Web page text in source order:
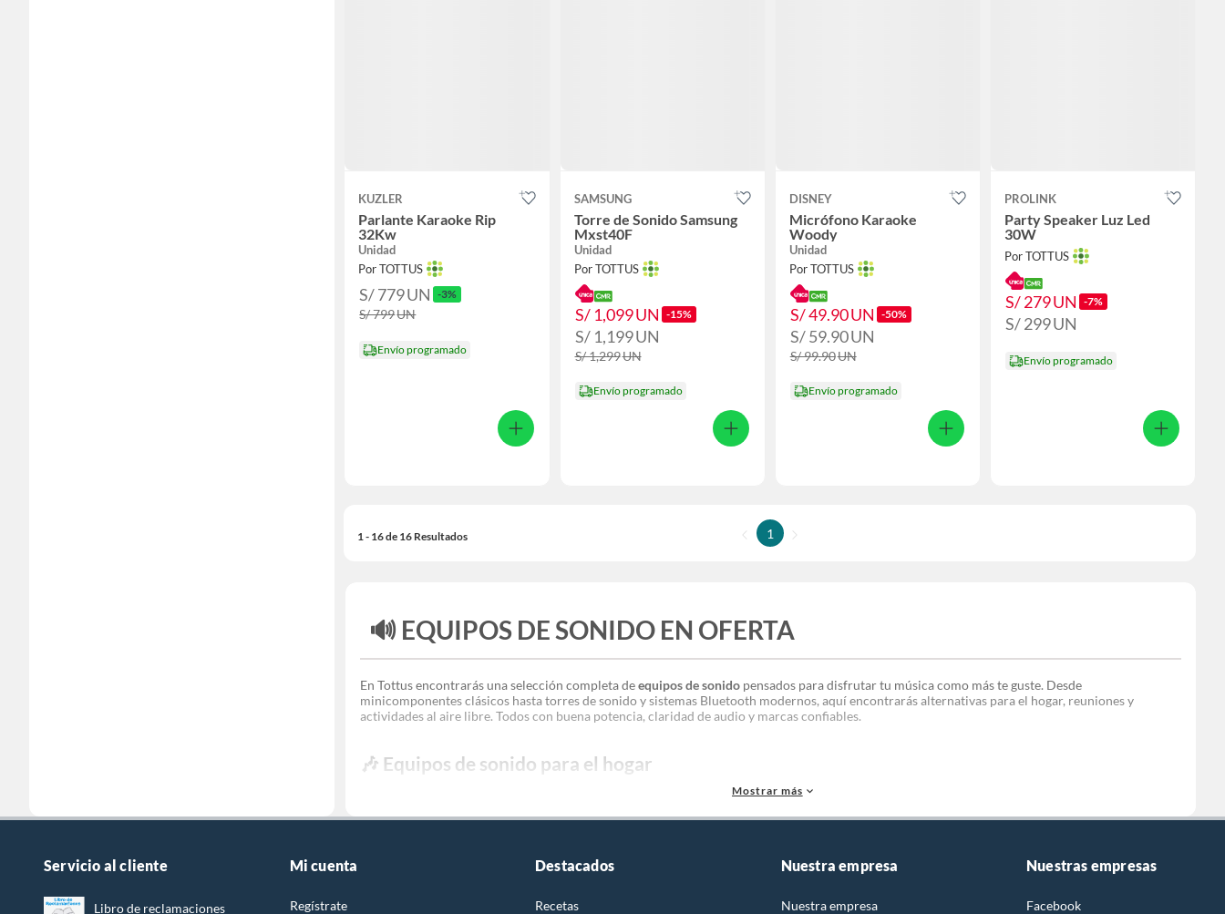
KUZLER
Parlante Karaoke Rip
32Kw
Unidad
Por TOTTUS
S/ 779UN -3%
S/ 799UN
Envío programado
SAMSUNG
Torre de Sonido Samsung
Mxst40F
Unidad
Por TOTTUS
S/ 1,099UN -15%
S/ 1,199UN
S/ 1,299UN
Envío programado
DISNEY
Micrófono Karaoke
Woody
Unidad
Por TOTTUS
S/ 49.90UN -50%
S/ 59.90UN
S/ 99.90UN
Envío programado
PROLINK
Party Speaker Luz Led
30W
Por TOTTUS
S/ 279UN -7%
S/ 299UN
Envío programado
1 - 16 de 16 Resultados 1
🔊 EQUIPOS DE SONIDO EN OFERTA
En Tottus encontrarás una selección completa deequipos de sonido pensados para disfrutar tu música como más te guste. Desde
minicomponentes clásicos hasta torres de sonido y sistemas Bluetooth modernos, aquí encontrarás alternativas para el hogar, reuniones y
actividades al aire libre. Todos con buena potencia, claridad de audio y marcas confiables.
🎶 Equipos de sonido para el hogar
minicomponentes, microcomponentes y torres de sonido
bajos reforzados y conectividad práctica. Estos equipos son ideales para ambientar reuniones, ver películas o simplemente escuchar tu música
Mostrar más
Servicio al cliente
Libro de reclamaciones
Mi cuenta
Regístrate
Destacados
Recetas
Nuestra empresa
Nuestra empresa
Nuestras empresas
Facebook